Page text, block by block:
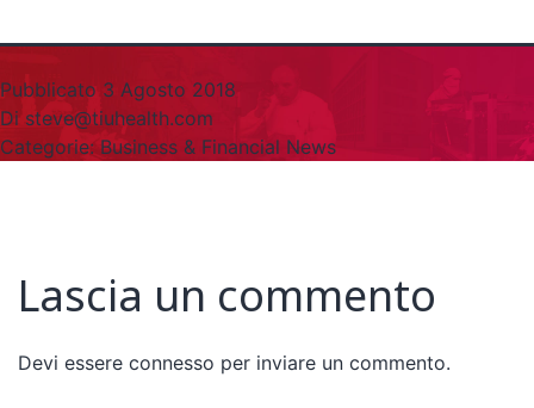
Pubblicato 3 Agosto 2018
Di steve@tiuhealth.com
Categorie:Business & Financial News
Lascia un commento
Devi essere connesso per inviare un commento.